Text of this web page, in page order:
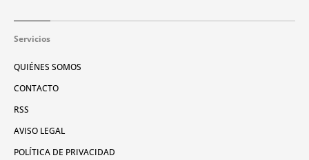
Servicios
QUIÉNES SOMOS
CONTACTO
RSS
AVISO LEGAL
POLÍTICA DE PRIVACIDAD